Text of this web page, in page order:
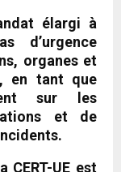
élargi à
d’urgence
organes et
en tant que
sur les
et de
CERT-UE est